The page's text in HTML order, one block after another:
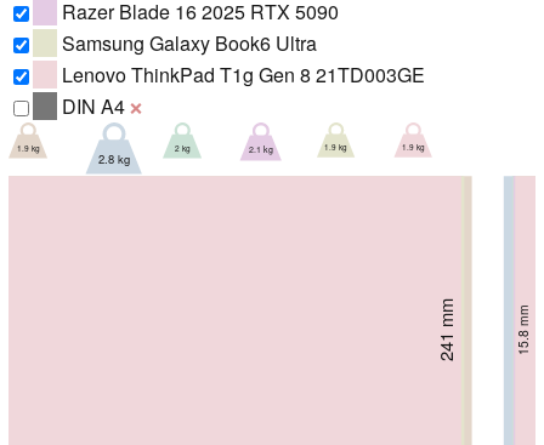
Razer Blade 16 2025 RTX 5090
Samsung Galaxy Book6 Ultra
Lenovo ThinkPad T1g Gen 8 21TD003GE
DIN A4 ❌
253.7 mm 17.9 mm
1.9 kg
247 mm 24.9 mm
2.8 kg
246.9 mm 18.3 mm
2 kg
250.5 mm 17.4 mm
2.1 kg
247.9 mm 15.4 mm
1.9 kg
241 mm 15.8 mm
1.9 kg